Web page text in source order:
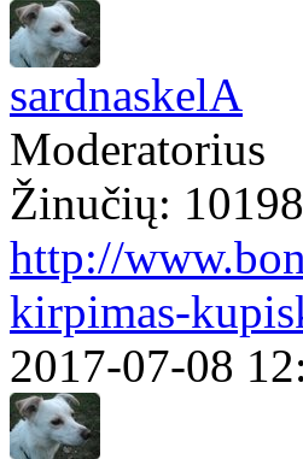
sardnaskelA
Moderatorius
Žinučių: 10198
http://
kirpimas-
2017-07-08